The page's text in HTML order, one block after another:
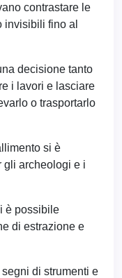
contrastare le
invisibili fino al
decisione tanto
i lavori e lasciare
o trasportarlo
si è
gli archeologi e i
è possibile
di estrazione e
di strumenti e